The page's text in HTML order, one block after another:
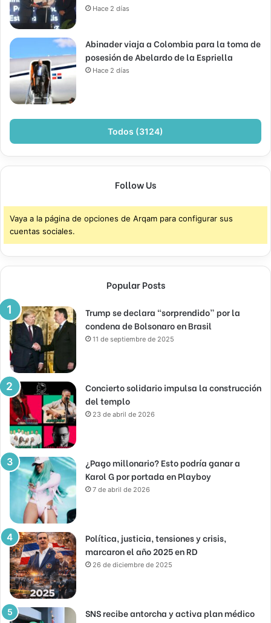
Hace 2 días
Abinader viaja a Colombia para la toma de
posesión de Abelardo de la Espriella
Hace 2 días
Todos (3124)
Follow Us
Vaya a la página de opciones de Arqam para configurar sus
cuentas sociales.
Popular Posts
Trump se declara “sorprendido” por la
condena de Bolsonaro en Brasil
11 de septiembre de 2025
Concierto solidario impulsa la construcción
del templo
23 de abril de 2026
¿Pago millonario? Esto podría ganar a
Karol G por portada en Playboy
7 de abril de 2026
Política, justicia, tensiones y crisis,
marcaron el año 2025 en RD
26 de diciembre de 2025
SNS recibe antorcha y activa plan médico